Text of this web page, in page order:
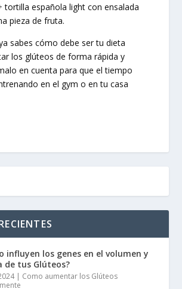
tortilla española light con ensalada
pieza de fruta.
sabes cómo debe ser tu dieta
los glúteos de forma rápida y
en cuenta para que el tiempo
en el gym o en tu casa
influyen los genes en el volumen y
de tus Glúteos?
| Como aumentar los Glúteos